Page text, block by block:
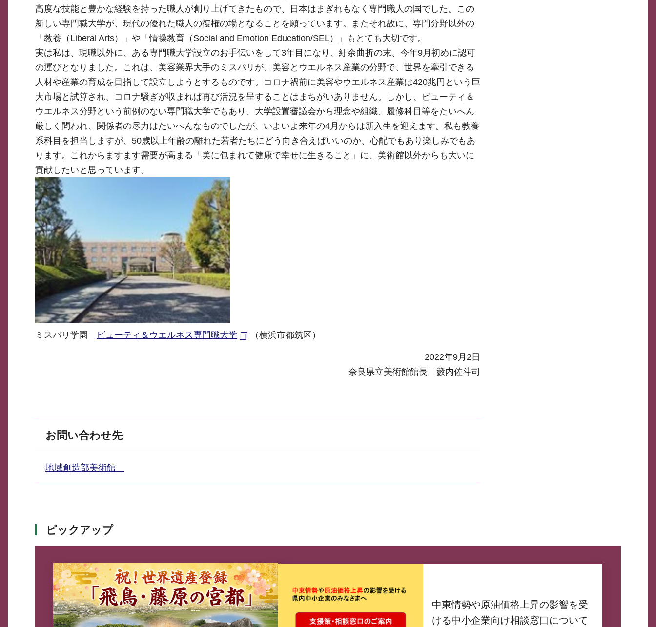
高度な技能と豊かな経験を持った職人が創り上げてきたもので、日本はまぎれもなく専門職人の国でした。この
新しい専門職大学が、現代の優れた職人の復権の場となることを願っています。またそれ故に、専門分野以外の
「教養（Liberal Arts）」や「情操教育（Social and Emotion Education/SEL）」もとても大切です。
実は私は、現職以外に、ある専門職大学設立のお手伝いをして3年目になり、紆余曲折の末、今年9月初めに認可
の運びとなりました。これは、美容業界大手のミスパリが、美容とウエルネス産業の分野で、世界を牽引できる
人材や産業の育成を目指して設立しようとするものです。コロナ禍前に美容やウエルネス産業は420兆円という巨
大市場と試算され、コロナ騒ぎが収まれば再び活況を呈することはまちがいありません。しかし、ビューティ＆
ウエルネス分野という前例のない専門職大学でもあり、大学設置審議会から理念や組織、履修科目等をたいへん
厳しく問われ、関係者の尽力はたいへんなものでしたが、いよいよ来年の4月からは新入生を迎えます。私も教養
系科目を担当しますが、50歳以上年齢の離れた若者たちにどう向き合えばいいのか、心配でもあり楽しみでもあ
ります。これからますます需要が高まる「美に包まれて健康で幸せに生きること」に、美術館以外からも大いに
貢献したいと思っています。
ミスパリ学園 ビューティ＆ウエルネス専門職大学 （横浜市都筑区）
2022年9月2日
奈良県立美術館館長 籔内佐斗司
お問い合わせ先
地域創造部美術館
ピックアップ
中東情勢や原油価格上昇の影響を受
ける中小企業向け相談窓口について